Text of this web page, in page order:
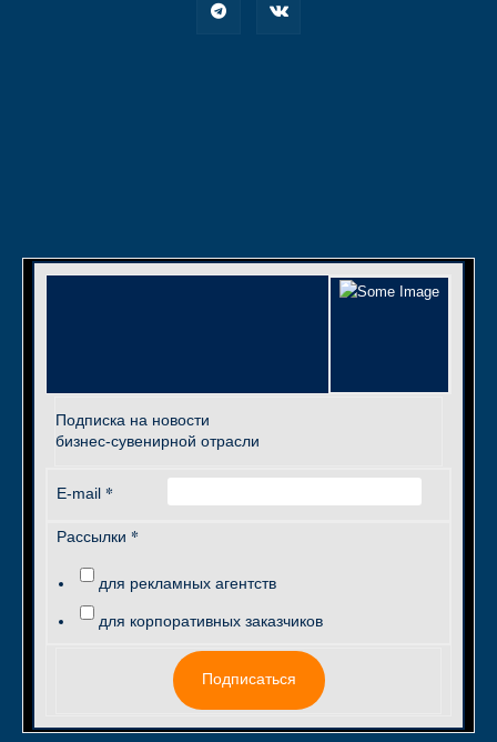
Подписка на новости
бизнес-сувенирной отрасли
E-mail *
Рассылки *
для рекламных агентств
для корпоративных заказчиков
Подписаться